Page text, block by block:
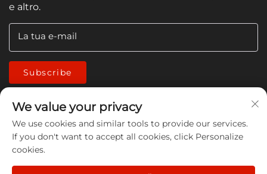
e altro.
La tua e-mail
Subscribe
Copyright © 2026 China Jiangmen Guanwen cleaning
We value your privacy
We use cookies and similar tools to provide our services.
If you don't want to accept all cookies, click Personalize
cookies.